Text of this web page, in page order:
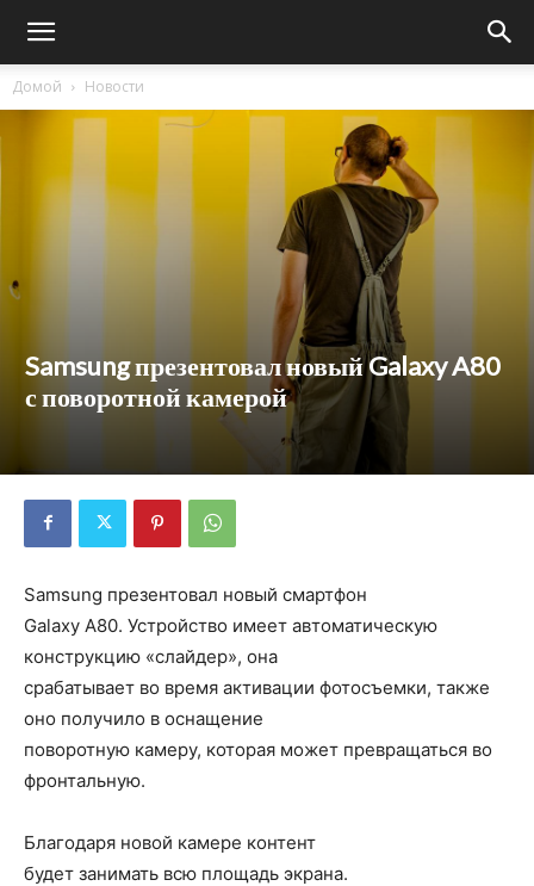
Домой Новости
Samsung презентовал новый Galaxy A80
с поворотной камерой
Samsung презентовал новый смартфон
Galaxy A80. Устройство имеет автоматическую
конструкцию «слайдер», она
срабатывает во время активации фотосъемки, также
оно получило в оснащение
поворотную камеру, которая может превращаться во
фронтальную.
Благодаря новой камере контент
будет занимать всю площадь экрана.